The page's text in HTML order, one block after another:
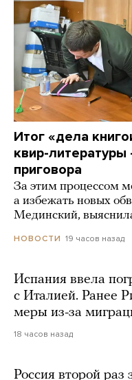
Итог «дела
квир-
приговора
За этим процессом
а избежать новых
Мединский,
НОВОСТИ 19 часов назад
Испания ввела
с Италией. Ранее
меры из-за
18 часов назад
Россия второй раз